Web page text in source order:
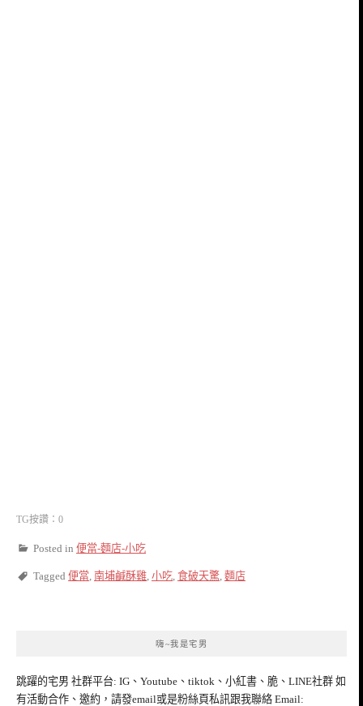
TG按讚：0
Posted in 便當-麵店-小吃
Tagged 便當 南埔鹹酥雞 小吃 食破天驚 麵店
嗨~我是宅男
跳躍的宅男 社群平台: IG、Youtube、tiktok、小紅書、脆、LINE社群 如
有活動合作、邀約，請發email或是粉絲頁私訊跟我聯絡 Email: